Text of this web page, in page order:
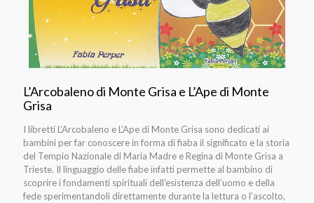
L’Arcobaleno di Monte Grisa e L’Ape di Monte
Grisa
I libretti L’Arcobaleno e L’Ape di Monte Grisa sono dedicati ai
bambini per far conoscere in forma di fiaba il significato e la storia
del Tempio Nazionale di Maria Madre e Regina di Monte Grisa a
Trieste. Il linguaggio delle fiabe infatti permette al bambino di
scoprire i fondamenti spirituali dell’esistenza dell’uomo e della
fede sperimentandoli direttamente durante la lettura o l’ascolto,